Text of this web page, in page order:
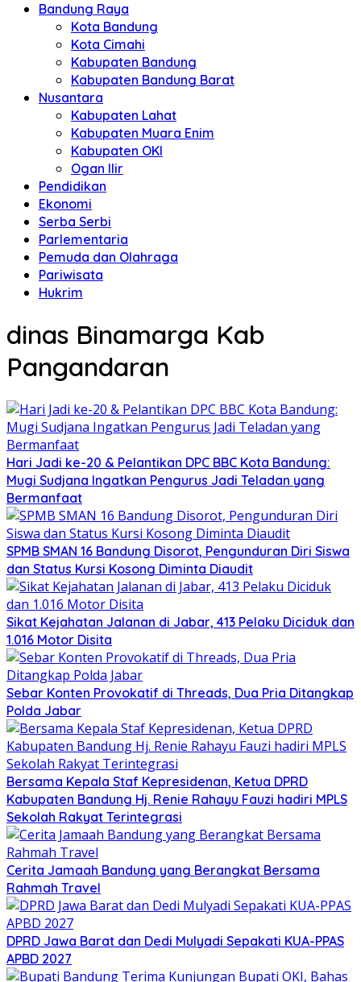
Bandung Raya
Kota Bandung
Kota Cimahi
Kabupaten Bandung
Kabupaten Bandung Barat
Nusantara
Kabupaten Lahat
Kabupaten Muara Enim
Kabupaten OKI
Ogan Ilir
Pendidikan
Ekonomi
Serba Serbi
Parlementaria
Pemuda dan Olahraga
Pariwisata
Hukrim
dinas Binamarga Kab
Pangandaran
Hari Jadi ke-20 & Pelantikan DPC BBC Kota Bandung:
Mugi Sudjana Ingatkan Pengurus Jadi Teladan yang
Bermanfaat
SPMB SMAN 16 Bandung Disorot, Pengunduran Diri Siswa
dan Status Kursi Kosong Diminta Diaudit
Sikat Kejahatan Jalanan di Jabar, 413 Pelaku Diciduk dan
1.016 Motor Disita
Sebar Konten Provokatif di Threads, Dua Pria Ditangkap
Polda Jabar
Bersama Kepala Staf Kepresidenan, Ketua DPRD
Kabupaten Bandung Hj. Renie Rahayu Fauzi hadiri MPLS
Sekolah Rakyat Terintegrasi
Cerita Jamaah Bandung yang Berangkat Bersama
Rahmah Travel
DPRD Jawa Barat dan Dedi Mulyadi Sepakati KUA-PPAS
APBD 2027